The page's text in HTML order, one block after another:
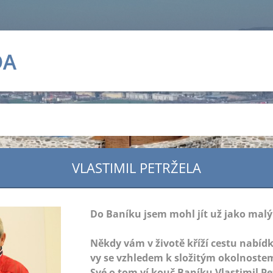
VLASTIMIL PETRŽELA
Do Baníku jsem mohl jít už jako
Někdy vám v životě kříží cestu
vy se vzhledem k složitým